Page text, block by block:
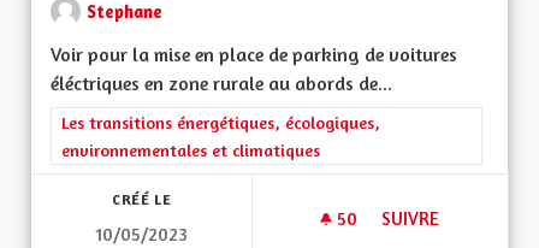
Stephane
Voir pour la mise en place de parking de voitures
éléctriques en zone rurale au abords de...
Filtrer les résultats de la catégorie : Les transitions
Les transitions énergétiques, écologiques,
environnementales et climatiques
CRÉÉ LE
10/05/2023
50 50 ABONNÉS
SUIVRE